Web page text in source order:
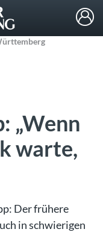
„Wenn
warte,
Der frühere
in schwierigen